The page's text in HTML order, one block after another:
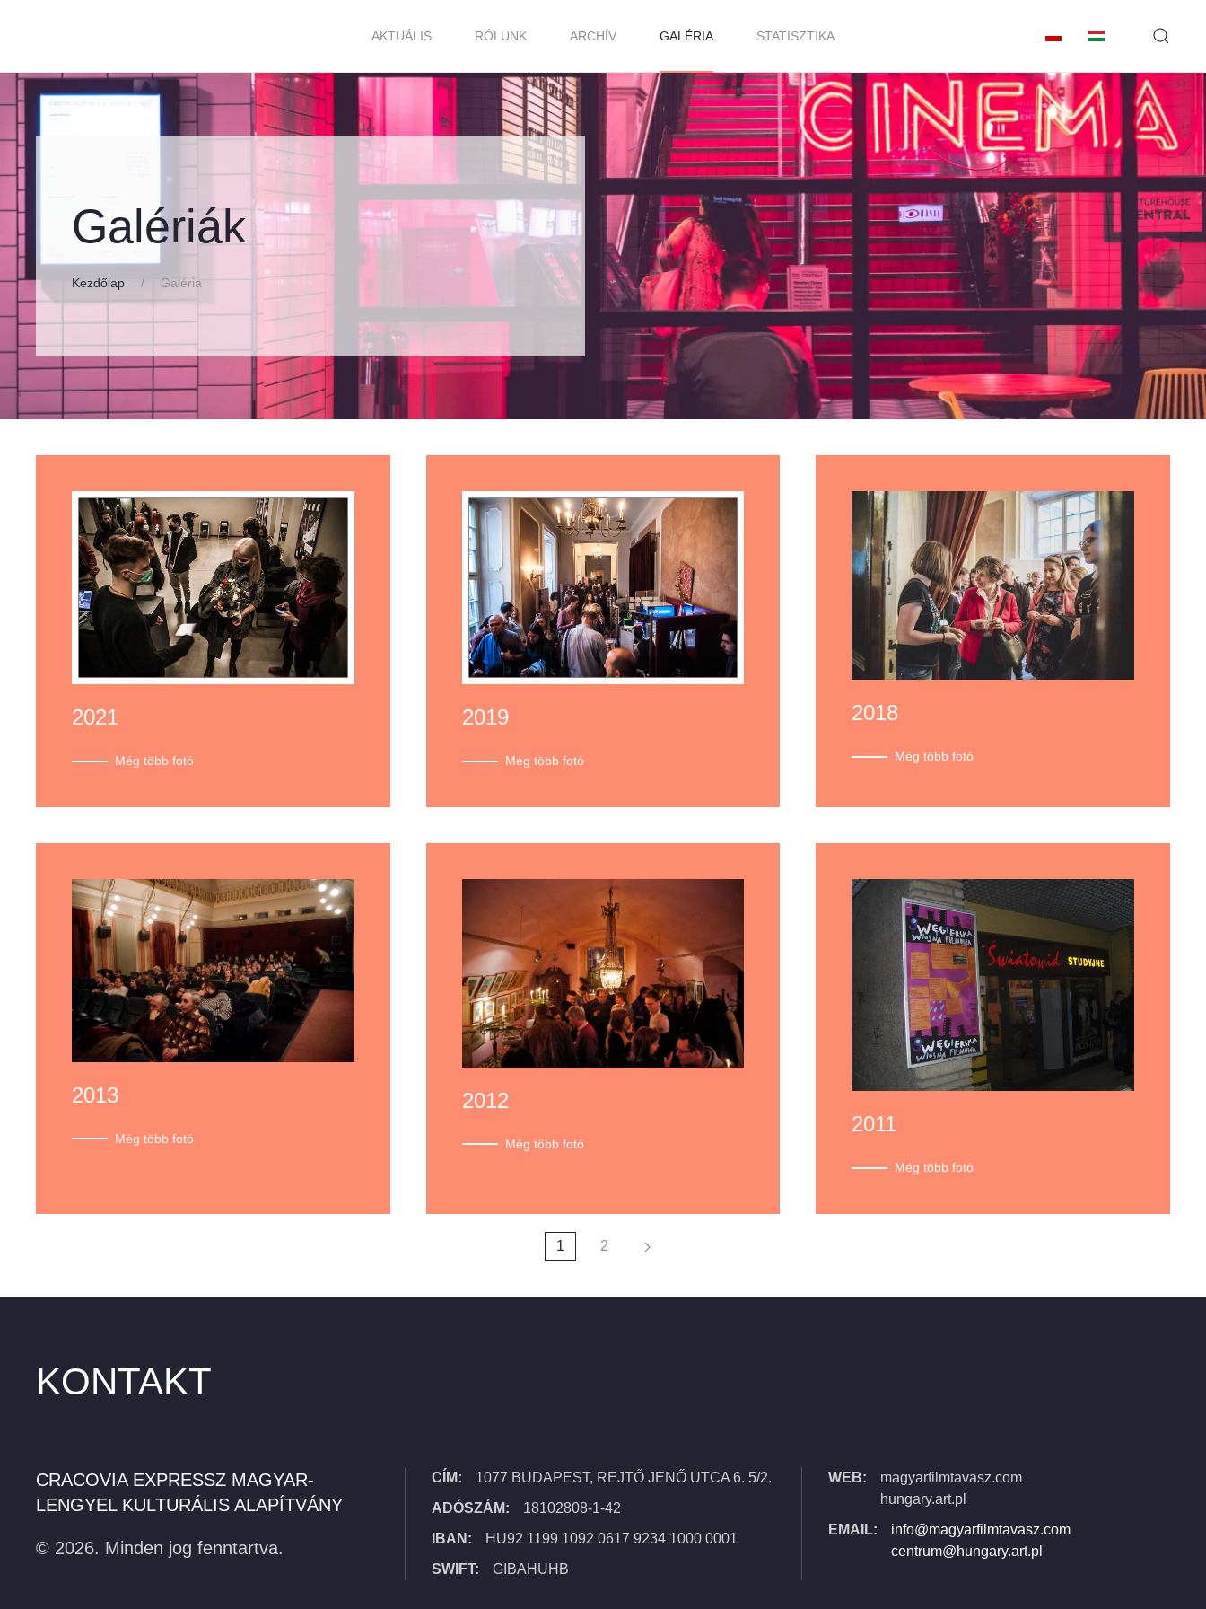
AKTUÁLIS RÓLUNK ARCHÍV GALÉRIA STATISZTIKA
Galériák
Kezdőlap Galéria
2021
Még több fotó
2019
Még több fotó
2018
Még több fotó
2013
Még több fotó
2012
Még több fotó
2011
Még több fotó
1 2
KONTAKT
CRACOVIA EXPRESSZ MAGYAR-
LENGYEL KULTURÁLIS ALAPÍTVÁNY
© 2026. Minden jog fenntartva.
CÍM:
1077 BUDAPEST, REJTŐ JENŐ UTCA 6. 5/2.
ADÓSZÁM:
18102808-1-42
IBAN:
HU92 1199 1092 0617 9234 1000 0001
SWIFT:
GIBAHUHB
WEB:
magyarfilmtavasz.com
hungary.art.pl
EMAIL:
info@magyarfilmtavasz.com
centrum@hungary.art.pl